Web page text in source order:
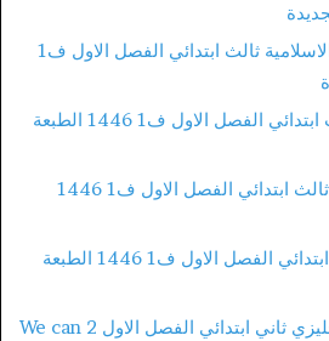
حل كتاب الدراسات الاسلامية ثالث ابتدائي الفصل الاول ف1
حل كتاب العلوم ثالث ابتدائي الفصل الاول ف1 1446 الطبعة
حل كتاب الرياضيات ثالث ابتدائي الفصل الاول ف1 1446
حل كتاب لغتي ثالث ابتدائي الفصل الاول ف1 1446 الطبعة
حل كتاب النشاط انجليزي ثاني ابتدائي الفصل الاول We can 2